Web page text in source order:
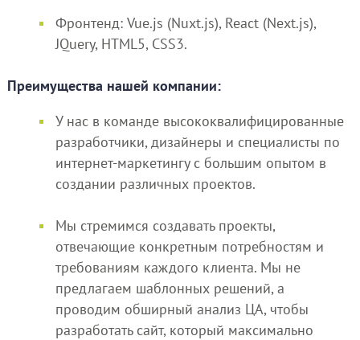
Фронтенд: Vue.js (Nuxt.js), React (Next.js),
JQuery, HTML5, CSS3.
Преимущества нашей компании:
У нас в команде высококвалифицированные
разработчики, дизайнеры и специалисты по
интернет-маркетингу с большим опытом в
создании различных проектов.
Мы стремимся создавать проекты,
отвечающие конкретным потребностям и
требованиям каждого клиента. Мы не
предлагаем шаблонных решений, а
проводим обширный анализ ЦА, чтобы
разработать сайт, который максимально